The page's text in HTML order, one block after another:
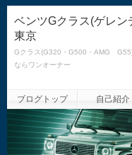
ベンツGクラス(ゲレ
東京
Gクラス(G320・G500・AMG
ならワンオーナー
ブログトップ 自己紹介